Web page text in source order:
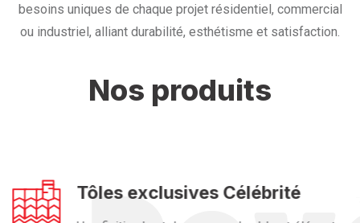
besoins uniques de chaque projet résidentiel, commercial
ou industriel, alliant durabilité, esthétisme et satisfaction.
Nos produits
Tôles exclusives Célébrité